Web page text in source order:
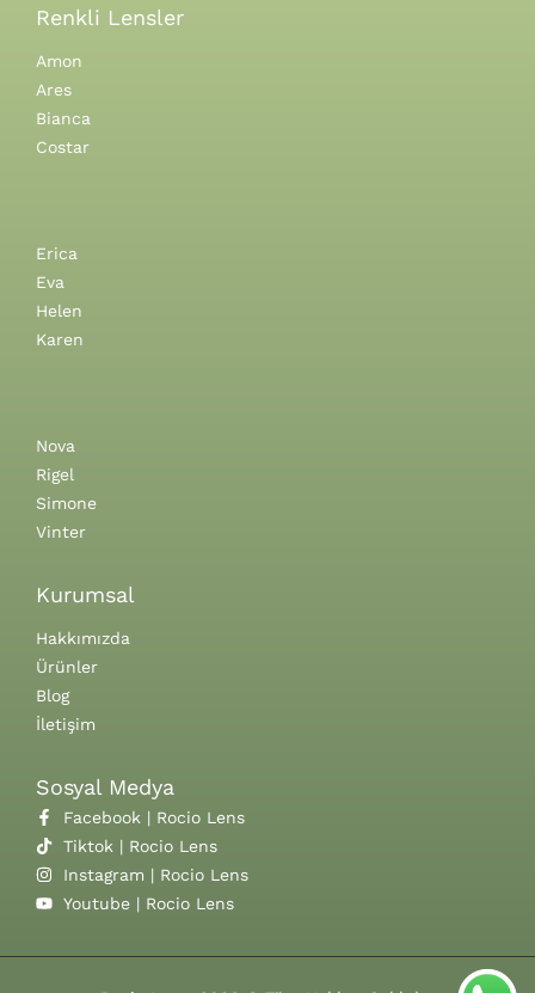
Renkli Lensler
Amon
Ares
Bianca
Costar
Erica
Eva
Helen
Karen
Nova
Rigel
Simone
Vinter
Kurumsal
Hakkımızda
Ürünler
Blog
İletişim
Sosyal Medya
Facebook | Rocio Lens
Tiktok | Rocio Lens
Instagram | Rocio Lens
Youtube | Rocio Lens